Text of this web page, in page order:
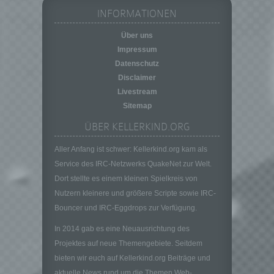
INFORMATIONEN
Über uns
Impressum
Datenschutz
Disclaimer
Livestream
Sitemap
ÜBER KELLERKIND.ORG
Aller Anfang ist schwer: Kellerkind.org kam als
Service des IRC-Netzwerks QuakeNet zur Welt.
Dort stellte es einem kleinen Spielkreis von
Nutzern kleinere und größere Scripte sowie IRC-
Bouncer und IRC-Eggdrops zur Verfügung.
In 2014 gab es eine Neuausrichtung des
Projektes auf neue Themengebiete. Seitdem
bieten wir euch auf Kellerkind.org Beiträge und
Verarbeitung personenbezogener Daten, die
darin besteht, dass diese
personenbezogenen Daten verwendet
werden, um bestimmte persönliche Aspekte,
bezüglich Arbeitsleistung, wirtschaftlicher
Lage, Gesundheit, persönlicher Vorlieben,
Interessen, Zuverlässigkeit, Verhalten,
natürlichen Person zu analysieren oder
f) Pseudonymisierung
Pseudonymisierung ist die Verarbeitung
personenbezogener Daten in einer Weise,
ohne Hinzuziehung zusätzlicher
Informationen nicht mehr einer spezifischen
betroffenen Person zugeordnet werden
Informationen gesondert aufbewahrt werden